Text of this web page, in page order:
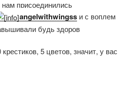
нам присоединились
angelwithwingss и с воплем
будь здоров
5 цветов, значит, у вас